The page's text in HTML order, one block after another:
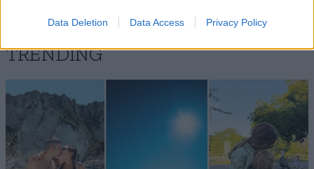
Data Deletion Data Access Privacy Policy
TRENDING